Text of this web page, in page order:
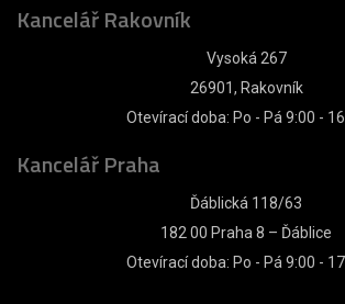
Kancelář Rakovník
Vysoká 267
26901, Rakovník
Otevírací doba: Po - Pá 9:00 -
Kancelář Praha
Ďáblická 118/63
182 00 Praha 8 – Ďáblice
Otevírací doba: Po - Pá 9:00 -